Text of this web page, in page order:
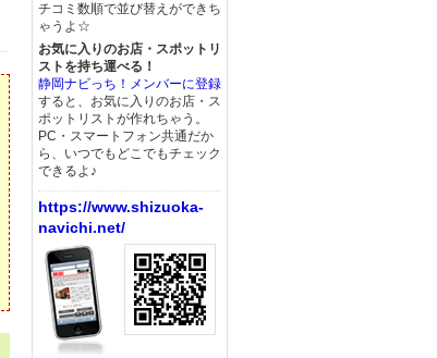
チコミ数順で並び替えができち
ゃうよ☆
お気に入りのお店・スポットリ
ストを持ち運べる！
静岡ナビっち！メンバーに登録
すると、お気に入りのお店・ス
ポットリストが作れちゃう。
PC・スマートフォン共通だか
ら、いつでもどこでもチェック
できるよ♪
https://www.shizuoka-
navichi.net/